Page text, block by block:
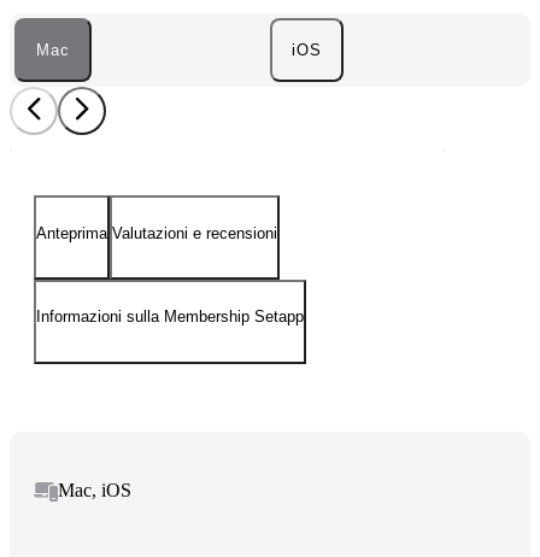
Mac iOS
Anteprima Valutazioni e recensioni
Informazioni sulla Membership Setapp
Mac, iOS